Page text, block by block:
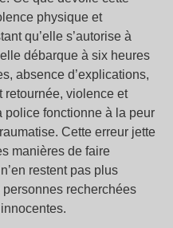
physique et
qu’elle s’autorise à
débarque à six heures
absence d’explications,
retournée, violence et
police fonctionne à la peur
Cette erreur jette
manières de faire
restent pas plus
recherchées